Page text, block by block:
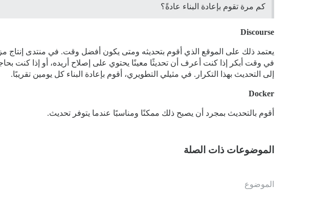
كم مرة تقوم بإعادة البناء عادةً؟
Discourse
يعتمد ذلك على الموقع الذي أقوم بتحديثه ومتى يكون أفضل وقت. في منتدى إنتاج
في وقت أبكر إذا كنت أعرف أن تحديثًا معينًا يحتوي على إصلاح أريده، أو إذا كنت
إلى التحديث بهذا التكرار. في مثيلي التطويري، أقوم بإعادة البناء كل يومين تقريبًا.
Docker
أقوم بالتحديث بمجرد أن يصبح ذلك ممكنًا ومناسبًا عندما يتوفر تحديث.
الموضوعات ذات الصلة
الموضوع